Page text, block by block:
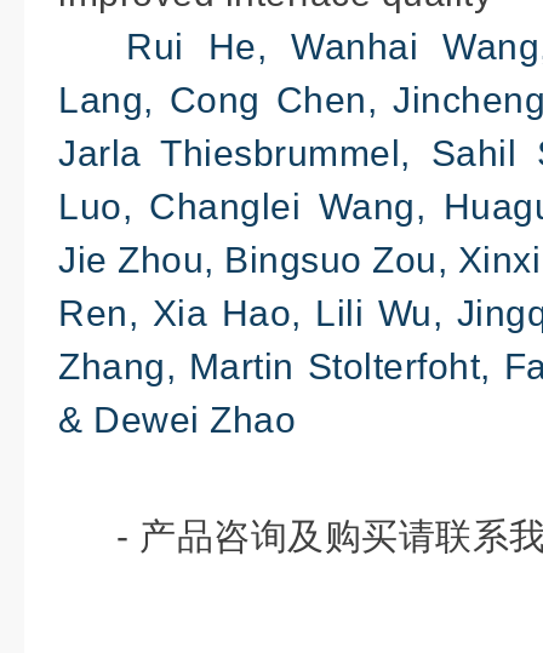
Rui He, Wanhai
Lang, Cong Chen,
Jarla Thiesbrummel,
Luo, Changlei Wang,
Jie Zhou, Bingsuo Zou,
Ren, Xia Hao, Lili Wu,
Zhang, Martin Stolterfoht,
& Dewei Zhao
- 产品咨询及购买请联系